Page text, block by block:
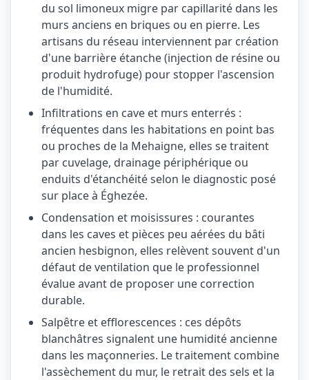
du sol limoneux migre par capillarité dans les
murs anciens en briques ou en pierre. Les
artisans du réseau interviennent par création
d'une barrière étanche (injection de résine ou
produit hydrofuge) pour stopper l'ascension
de l'humidité.
Infiltrations en cave et murs enterrés :
fréquentes dans les habitations en point bas
ou proches de la Mehaigne, elles se traitent
par cuvelage, drainage périphérique ou
enduits d'étanchéité selon le diagnostic posé
sur place à Éghezée.
Condensation et moisissures : courantes
dans les caves et pièces peu aérées du bâti
ancien hesbignon, elles relèvent souvent d'un
défaut de ventilation que le professionnel
évalue avant de proposer une correction
durable.
Salpêtre et efflorescences : ces dépôts
blanchâtres signalent une humidité ancienne
dans les maçonneries. Le traitement combine
l'assèchement du mur, le retrait des sels et la